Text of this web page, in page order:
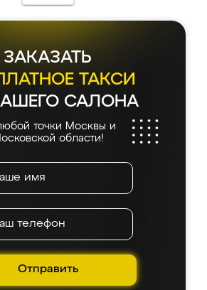
ЗАКАЗАТЬ
ТАКСИ
САЛОНА
точки Москвы и
области!
Отправить